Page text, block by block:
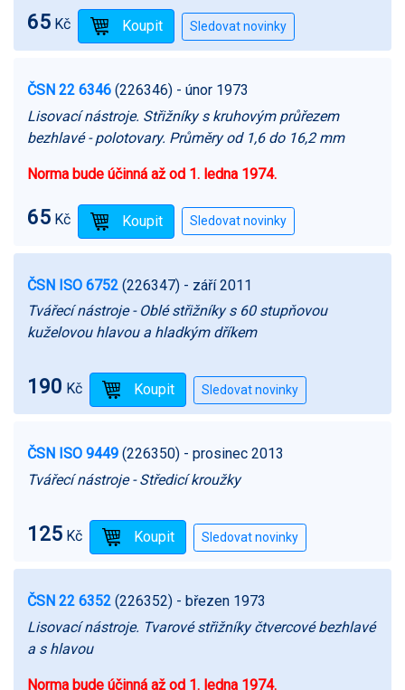
65 Kč
ČSN 22 6346 (226346) - únor 1973
Lisovací nástroje. Střižníky s kruhovým průřezem
bezhlavé - polotovary. Průměry od 1,6 do 16,2 mm
Norma bude účinná až od 1. ledna 1974.
65 Kč
ČSN ISO 6752 (226347) - září 2011
Tvářecí nástroje - Oblé střižníky s 60 stupňovou
kuželovou hlavou a hladkým dříkem
190 Kč
ČSN ISO 9449 (226350) - prosinec 2013
Tvářecí nástroje - Středicí kroužky
125 Kč
ČSN 22 6352 (226352) - březen 1973
Lisovací nástroje. Tvarové střižníky čtvercové bezhlavé
a s hlavou
Norma bude účinná až od 1. ledna 1974.